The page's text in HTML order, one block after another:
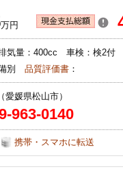
万円
気量：400cc 車検：検2
別 品質評価書：
愛媛県松山市）
963-0140
携帯・スマホに転送